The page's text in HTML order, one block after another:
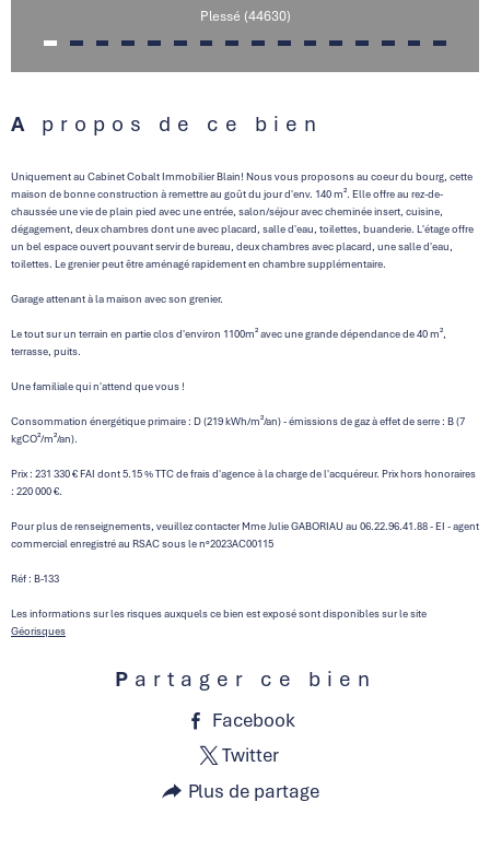
Plessé (44630)
A propos de ce bien
Uniquement au Cabinet Cobalt Immobilier Blain! Nous vous proposons au coeur du bourg, cette
maison de bonne construction à remettre au goût du jour d'env. 140 m². Elle offre au rez-de-
chaussée une vie de plain pied avec une entrée, salon/séjour avec cheminée insert, cuisine,
dégagement, deux chambres dont une avec placard, salle d'eau, toilettes, buanderie. L'étage offre
un bel espace ouvert pouvant servir de bureau, deux chambres avec placard, une salle d'eau,
toilettes. Le grenier peut être aménagé rapidement en chambre supplémentaire.
Garage attenant à la maison avec son grenier.
Le tout sur un terrain en partie clos d'environ 1100m² avec une grande dépendance de 40 m²,
terrasse, puits.
Une familiale qui n'attend que vous !
Consommation énergétique primaire : D (219 kWh/m²/an) - émissions de gaz à effet de serre : B (7
kgCO²/m²/an).
Prix : 231 330 € FAI dont 5.15 % TTC de frais d'agence à la charge de l'acquéreur. Prix hors honoraires
: 220 000 €.
Pour plus de renseignements, veuillez contacter Mme Julie GABORIAU au 06.22.96.41.88 - EI - agent
commercial enregistré au RSAC sous le n°2023AC00115
Réf : B-133
Les informations sur les risques auxquels ce bien est exposé sont disponibles sur le site
Géorisques
Partager ce bien
Facebook
Twitter
Plus de partage